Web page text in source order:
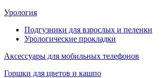
Урология
Подгузники для взрослых и пеленки
Урологические прокладки
Аксессуары для мобильных телефонов
Горшки для цветов и кашпо